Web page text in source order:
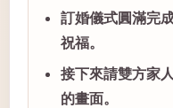
訂婚儀式圓滿完
祝福。
接下來請雙方家
的畫面。